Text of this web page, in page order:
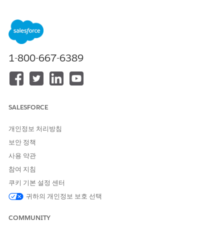
1-800-667-6389
SALESFORCE
개인정보 처리방침
보안 정책
사용 약관
참여 지침
쿠키 기본 설정 센터
귀하의 개인정보 보호 선택
COMMUNITY